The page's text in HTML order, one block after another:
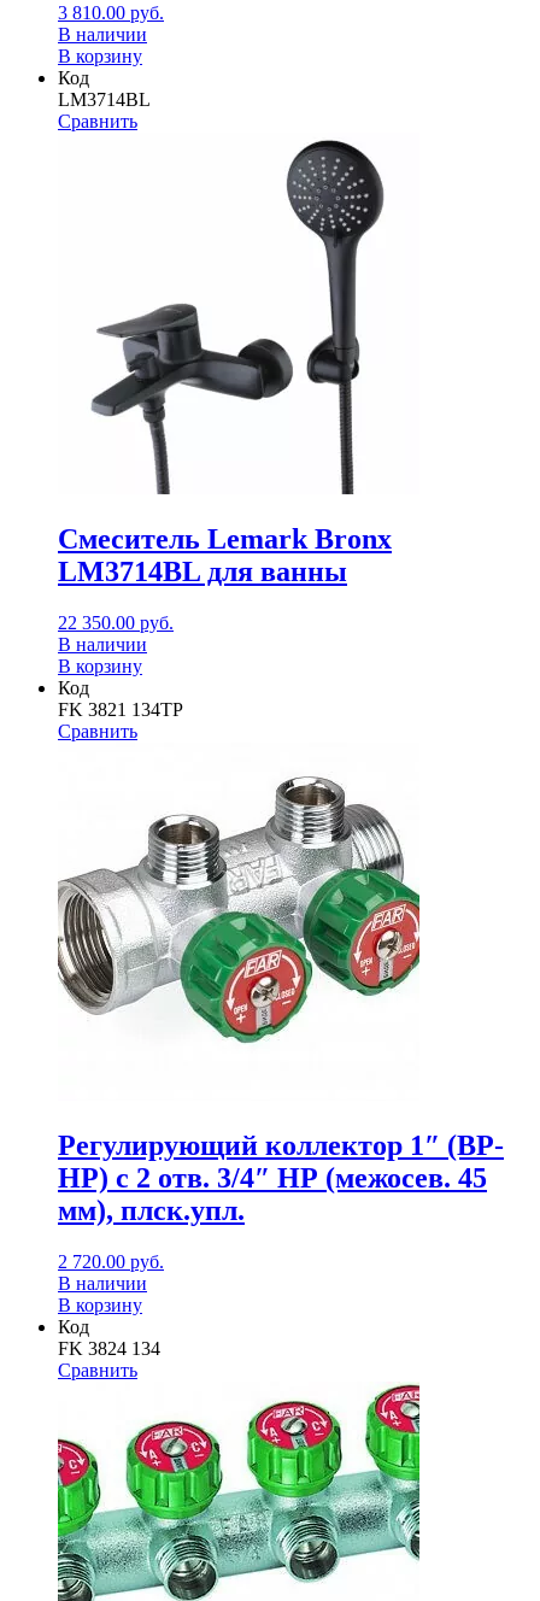
3 810.00 руб.
В наличии
В корзину
Код
LM3714BL
Сравнить
Смеситель Lemark Bronx
LM3714BL для ванны
22 350.00 руб.
В наличии
В корзину
Код
FK 3821 134TP
Сравнить
Регулирующий коллектор 1″ (ВР-
НР) с 2 отв. 3/4″ НР (межосев. 45
мм), плск.упл.
2 720.00 руб.
В наличии
В корзину
Код
FK 3824 134
Сравнить